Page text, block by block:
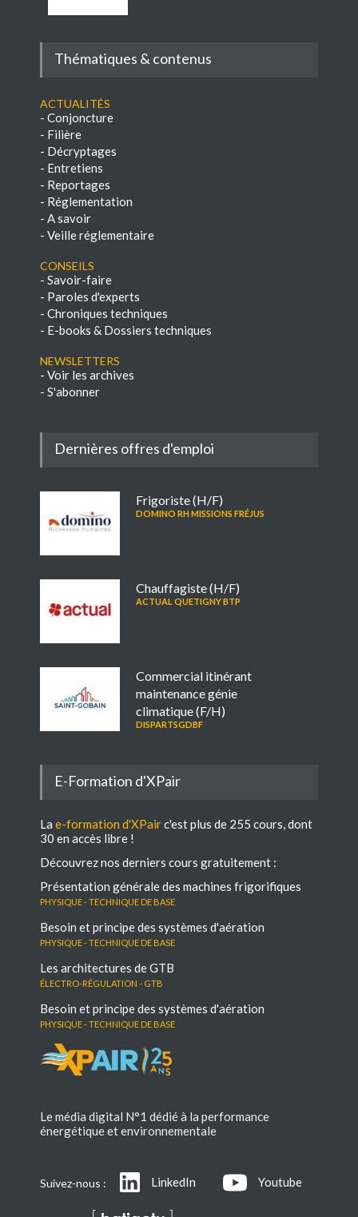
Thématiques & contenus
Actualités
- Conjoncture
- Filière
- Décryptages
- Entretiens
- Reportages
- Réglementation
- A savoir
- Veille réglementaire
Conseils
- Savoir-faire
- Paroles d'experts
- Chroniques techniques
- E-books & Dossiers techniques
NEWSLETTERS
- Voir les archives
- S'abonner
Dernières offres d'emploi
Frigoriste (H/F)
DOMINO RH MISSIONS FRÉJUS
Chauffagiste (H/F)
ACTUAL QUETIGNY BTP
Commercial itinérant
maintenance génie
climatique (F/H)
DISPARTSGDBF
E-Formation d'XPair
La e-formation d'XPairc'est plus de 255 cours, dont
30 en accès libre !
Découvrez nos derniers cours gratuitement :
Présentation générale des machines frigorifiques
Physique - Technique de base
Besoin et principe des systèmes d'aération
Physique - Technique de base
Les architectures de GTB
électro-régulation - GTB
Besoin et principe des systèmes d'aération
Physique - Technique de base
Le média digital N°1 dédié à la performance
énergétique et environnementale
Suivez-nous : LinkedIn Youtube